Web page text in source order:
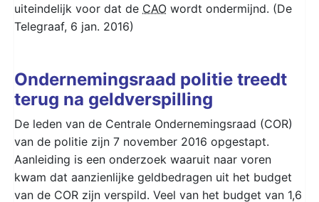
uiteindelijk voor dat de CAO wordt ondermijnd. (De
Telegraaf, 6 jan. 2016)
Ondernemingsraad politie treedt
terug na geldverspilling
De leden van de Centrale Ondernemingsraad (COR)
van de politie zijn 7 november 2016 opgestapt.
Aanleiding is een onderzoek waaruit naar voren
kwam dat aanzienlijke geldbedragen uit het budget
van de COR zijn verspild. Veel van het budget van 1,6